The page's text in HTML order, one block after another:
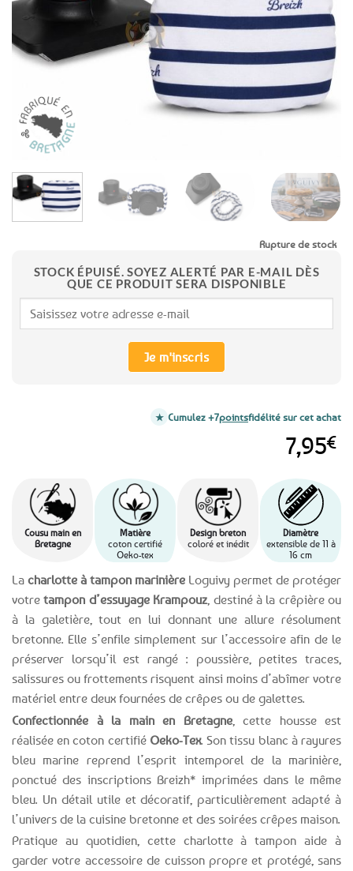
favoris
La charlotte à tampon marinière Loguivy permet de protéger
votretampon d’essuyage Krampouz, destiné à la crêpière ou
à la galetière, tout en lui donnant une allure résolument
bretonne. Elle s’enfile simplement sur l’accessoire afin de le
préserver lorsqu’il est rangé : poussière, petites traces,
salissures ou frottements risquent ainsi moins d’abîmer votre
matériel entre deux fournées de crêpes ou de galettes.
Confectionnée à la main en Bretagne, cette housse est
réalisée en coton certifié Oeko-Tex. Son tissu blanc à rayures
bleu marine reprend l’esprit intemporel de la marinière,
ponctué des inscriptions Breizh* imprimées dans le même
bleu. Un détail utile et décoratif, particulièrement adapté à
l’univers de la cuisine bretonne et des soirées crêpes maison.
Pratique au quotidien, cette charlotte à tampon aide à
garder votre accessoire de cuisson propre et protégé, sans
Cousu main en
Bretagne
Matière
coton certifié
Oeko-tex
Design breton
coloré et inédit
Diamètre
extensible de 11 à
16 cm
7,95€
Rupture de stock
STOCK ÉPUISÉ. SOYEZ ALERTÉ PAR E-MAIL DÈS
QUE CE PRODUIT SERA DISPONIBLE
Je m'inscris
Cumulez +7pointsfidélité sur cet achat